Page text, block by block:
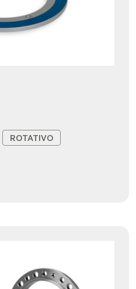
ROTATIVO